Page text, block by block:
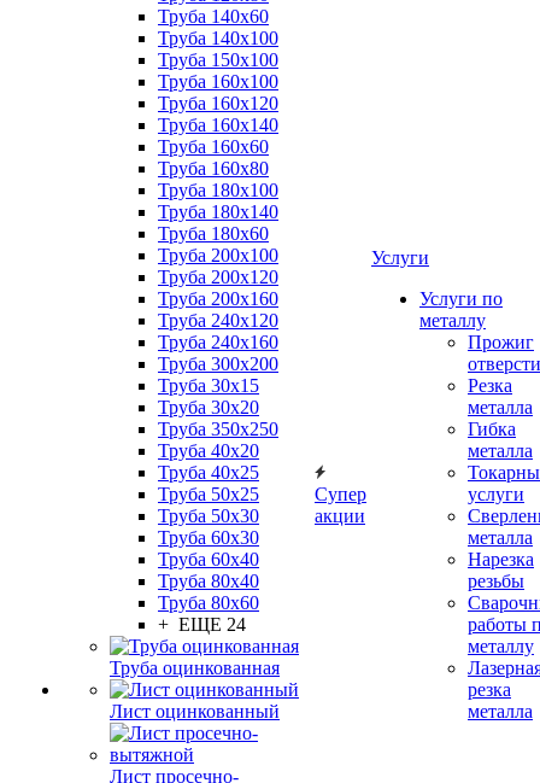
Труба 140x60
Труба 140x100
Труба 150x100
Труба 160x100
Труба 160x120
Труба 160x140
Труба 160x60
Труба 160x80
Труба 180x100
Труба 180x140
Труба 180x60
Труба 200x100
Труба 200x120
Труба 200x160
Труба 240x120
Труба 240x160
Труба 300x200
Труба 30x15
Труба 30x20
Труба 350x250
Труба 40x20
Труба 40x25
Труба 50x25
Труба 50x30
Труба 60x30
Труба 60x40
Труба 80x40
Труба 80x60
+ ЕЩЕ 24
Труба оцинкованная
Лист оцинкованный
Лист просечно-
Супер
акции
Услуги
Услуги по
металлу
Прожиг
Резка
металла
Гибка
металла
услуги
металла
Нарезка
резьбы
работы
металлу
резка
металла